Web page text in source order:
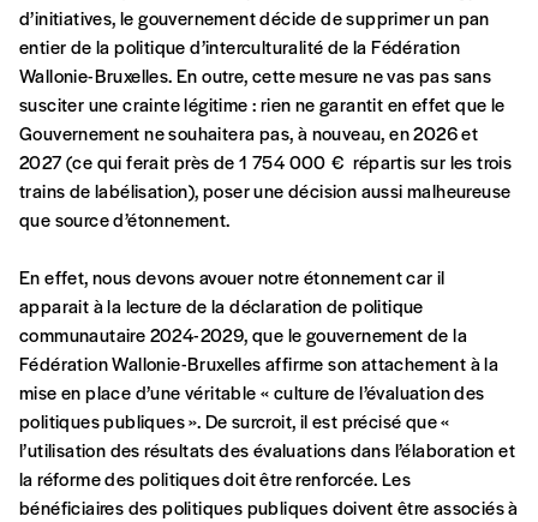
Les mots de passe ne correspondent pas
la commande renseigné dans le mail de
confirmation et la mention “participation
Imag”.
NB: Vous pouvez choisir de participer
financièrement à tout moment, même après
avoir reçu plusieurs numéros. Ce paiement
volonté de soutenir nos activités.
NOS
FORMULES
d’initiatives, le gouvernement décide de supprimer un pan
entier de la politique d’interculturalité de la Fédération
Wallonie-Bruxelles. En outre, cette mesure ne vas pas sans
susciter une crainte légitime : rien ne garantit en effet que le
Gouvernement ne souhaitera pas, à nouveau, en 2026 et
2027 (ce qui ferait près de 1 754 000 € répartis sur les trois
trains de labélisation), poser une décision aussi malheureuse
que source d’étonnement.
En effet, nous devons avouer notre étonnement car il
apparait à la lecture de la déclaration de politique
communautaire 2024-2029, que le gouvernement de la
Fédération Wallonie-Bruxelles affirme son attachement à la
mise en place d’une véritable « culture de l’évaluation des
politiques publiques ». De surcroit, il est précisé que «
l’utilisation des résultats des évaluations dans l’élaboration et
la réforme des politiques doit être renforcée. Les
bénéficiaires des politiques publiques doivent être associés à